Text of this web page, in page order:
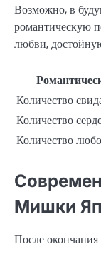
Возможно, в
романтическую
любви,
Количество
Количество
Количество
Мишки
После